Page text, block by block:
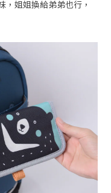
，姐姐換給弟弟也行，